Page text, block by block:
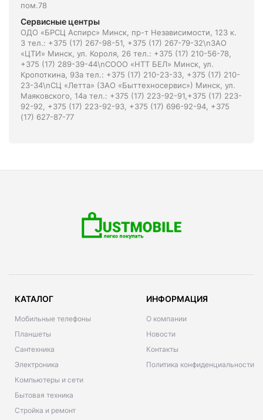
пом.78
Сервисные центры
ОДО «БРСЦ Аспирс» Минск, пр-т Независимости, 123 к.
3 тел.: +375 (17) 267-98-51, +375 (17) 267-79-32\nЗАО
«ЦТИ» Минск, ул. Короля, 26 тел.: +375 (17) 210-56-78,
+375 (17) 289-39-44\nСООО «НТТ БЕЛ» Минск, ул.
Кропоткина, 93а тел.: +375 (17) 210-23-33, +375 (17) 210-
23-34\nСЦ «Летта» (ЗАО «Быттехносервис») Минск, ул.
Маяковского, 14а тел.: +375 (17) 223-92-91,+375 (17) 223-
92-92, +375 (17) 223-92-93, +375 (17) 696-92-94, +375
(17) 627-87-77
КАТАЛОГ
Мобильные телефоны
Планшеты
Сантехника
Электроника
Компьютеры и сети
Бытовая техника
Стройка и ремонт
ИНФОРМАЦИЯ
О компании
Новости
Контакты
Политика конфиденциальности